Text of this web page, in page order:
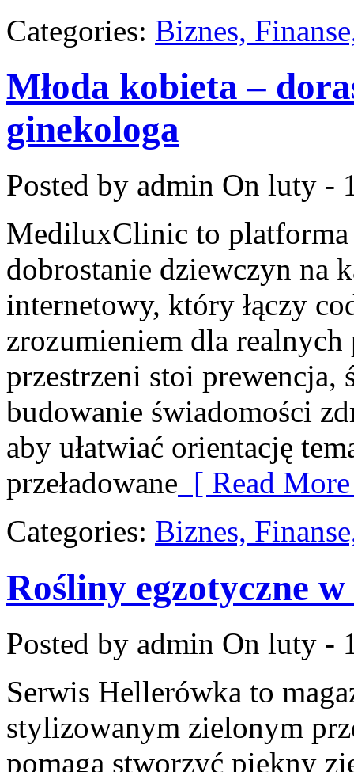
Categories: Biznes,
Młoda kobieta –
ginekologa
Posted by admin On luty -
MediluxClinic to platforma
dobrostanie dziewczyn na
internetowy, który łączy
zrozumieniem dla
przestrzeni stoi prewencja,
budowanie świadomości
aby ułatwiać orientację
przeładowane [ Read
Categories: Biznes,
Rośliny egzotyczne
Posted by admin On luty -
Serwis Hellerówka to
stylizowanym zielonym
pomaga stworzyć piękny